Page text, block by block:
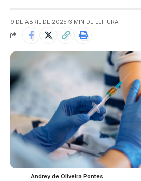
9 DE ABRIL DE 2025 3 MIN DE LEITURA
Andrey de Oliveira Pontes